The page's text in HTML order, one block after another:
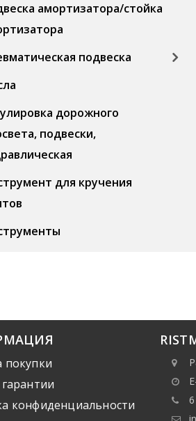
амортизатора/стойка
подвеска
дорожного
подвески,
для кручения
покупки
конфиденциальности